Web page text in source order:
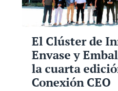
El Clúster de
Envase y
la cuarta
Conexión CEO